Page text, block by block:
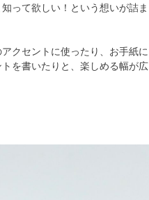
って欲しい！という想いが詰ま
クセントに使ったり、お手紙に
を書いたりと、楽しめる幅が広